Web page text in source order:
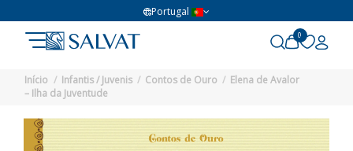
Portugal
0
Início Infantis / Juvenis Contos de Ouro
Elena de Avalor
– Ilha da Juventude